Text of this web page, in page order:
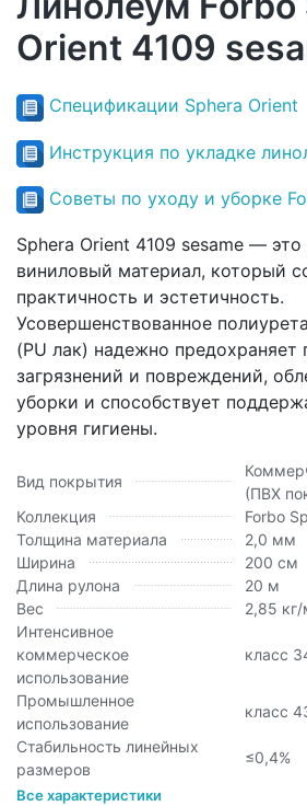
Orient 4109
Спецификации Sphera Orient
Инструкция по укладке
Советы по уходу и уборке
Sphera Orient 4109 sesame —
виниловый материал, который
практичность и эстетичность.
Усовершенствованное
(PU лак) надежно предохраняет
загрязнений и повреждений,
уборки и способствует
уровня гигиены.
Вид покрытия
(ПВХ
Коллекция
Forbo
Толщина материала
2,0 мм
Ширина
200 см
Длина рулона
20 м
Вес
2,85 кг/
Интенсивное
коммерческое
использование
класс
Промышленное
использование
класс
Стабильность линейных
размеров
≤0,4%
Все характеристики